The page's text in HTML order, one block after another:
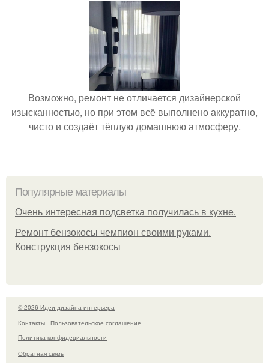
Возможно, ремонт не отличается дизайнерской
изысканностью, но при этом всё выполнено аккуратно,
чисто и создаёт тёплую домашнюю атмосферу.
Популярные материалы
Очень интересная подсветка получилась в кухне.
Ремонт бензокосы чемпион своими руками.
Конструкция бензокосы
© 2026 Идеи дизайна интерьера
Контакты
Пользовательское соглашение
Политика конфидециальности
Обратная связь